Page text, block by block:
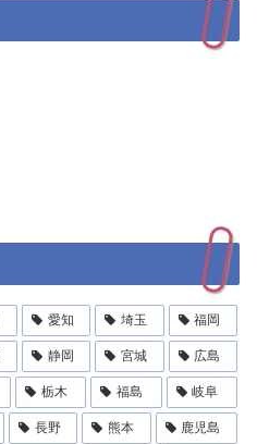
愛知 埼玉 福岡
静岡 宮城 広島
栃木 福島 岐阜
長野 熊本 鹿児島